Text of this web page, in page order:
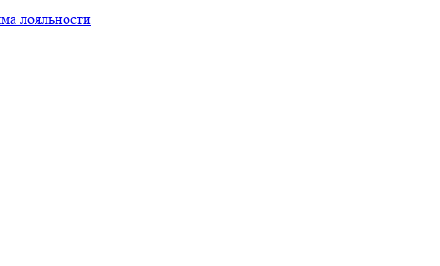
лояльности